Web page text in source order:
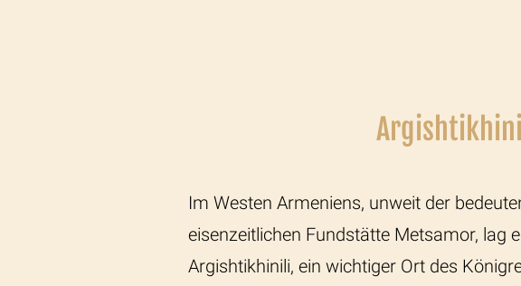
Im Westen Armeniens, unweit der
eisenzeitlichen Fundstätte Metsamor, lag
Argishtikhinili, ein wichtiger Ort des